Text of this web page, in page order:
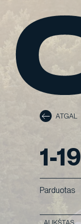
content
ATGAL
1-19
Parduotas